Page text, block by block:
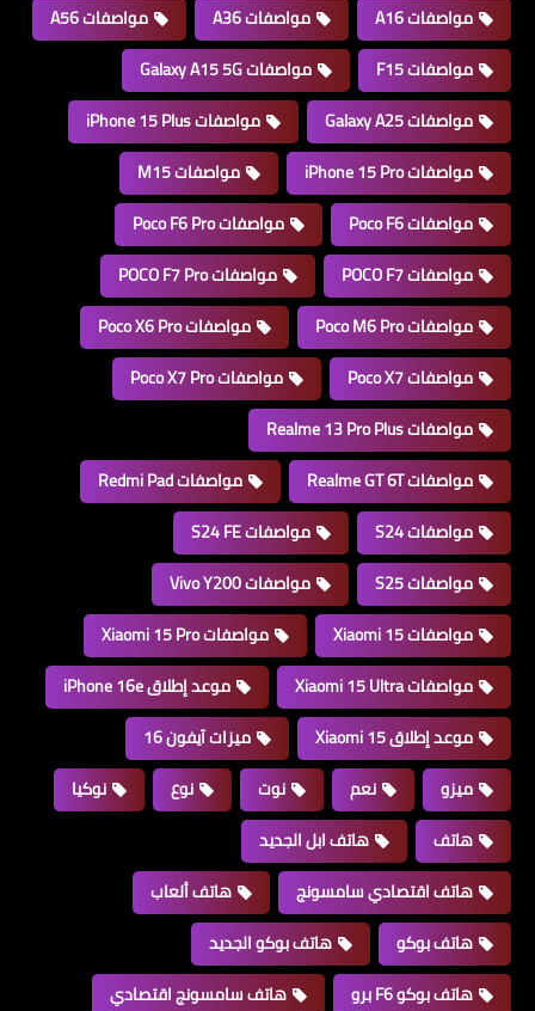
مواصفات A16
مواصفات A36
مواصفات A56
مواصفات F15
مواصفات Galaxy A15 5G
مواصفات Galaxy A25
مواصفات iPhone 15 Plus
مواصفات iPhone 15 Pro
مواصفات M15
مواصفات Poco F6
مواصفات Poco F6 Pro
مواصفات POCO F7
مواصفات POCO F7 Pro
مواصفات Poco M6 Pro
مواصفات Poco X6 Pro
مواصفات Poco X7
مواصفات Poco X7 Pro
مواصفات Realme 13 Pro Plus
مواصفات Realme GT 6T
مواصفات Redmi Pad
مواصفات S24
مواصفات S24 FE
مواصفات S25
مواصفات Vivo Y200
مواصفات Xiaomi 15
مواصفات Xiaomi 15 Pro
مواصفات Xiaomi 15 Ultra
موعد إطلاق iPhone 16e
موعد إطلاق Xiaomi 15
ميزات آيفون 16
ميزو
نعم نوت نوع
نوكيا
هاتف
هاتف ابل الجديد
هاتف اقتصادي سامسونج
هاتف ألعاب
هاتف بوكو
هاتف بوكو الجديد
هاتف بوكو F6 برو
هاتف سامسونج اقتصادي